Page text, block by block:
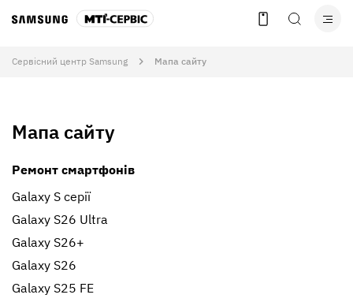
Сервісний центр Samsung Мапа сайту
Мапа сайту
Ремонт смартфонів
Galaxy S серії
Galaxy S26 Ultra
Galaxy S26+
Galaxy S26
Galaxy S25 FE